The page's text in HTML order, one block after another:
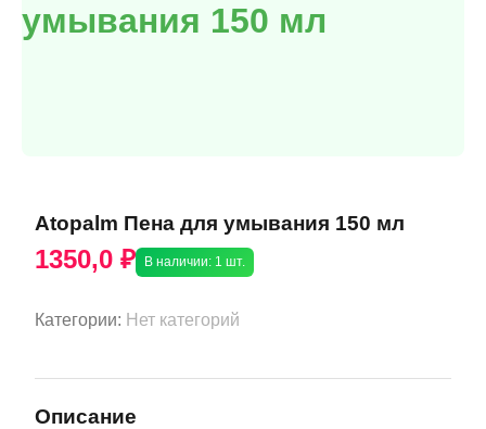
умывания 150 мл
Atopalm Пена для умывания 150 мл
1350,0 ₽ В наличии: 1 шт.
Категории: Нет категорий
Описание